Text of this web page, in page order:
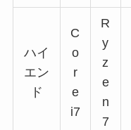
ハイ
エン
ド
C
o
r
e
i7
R
y
z
e
n
7